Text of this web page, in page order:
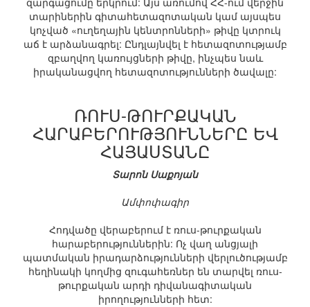
տարիներին գիտահետազոտական կամ այսպես
կոչված «ուղեղային կենտրոնների» թիվը կտրուկ
աճ է արձանագրել: Ընդլայնվել է հետազոտությամբ
զբաղվող կառույցների թիվը, ինչպես նաև
իրականացվող հետազոտությունների ծավալը:
ՌՈՒՍ-ԹՈՒՐՔԱԿԱՆ
ՀԱՐԱԲԵՐՈՒԹՅՈՒՆՆԵՐԸ ԵՎ
ՀԱՅԱՍՏԱՆԸ
Տարոն Սաքոյան
Ամփոփագիր
Հոդվածը վերաբերում է ռուս-թուրքական
հարաբերություններին: Ոչ վաղ անցյալի
պատմական իրադարձությունների վերլուծությամբ
հեղինակի կողմից զուգահեռներ են տարվել ռուս-
թուրքական արդի դիվանագիտական
իրողությունների հետ: